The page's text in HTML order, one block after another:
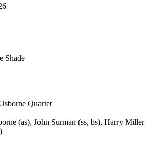
Shade
Quartet
(as), John Surman (ss, bs), Harry Miller